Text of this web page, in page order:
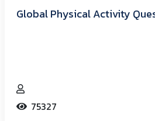
Global Physical Activity
75327